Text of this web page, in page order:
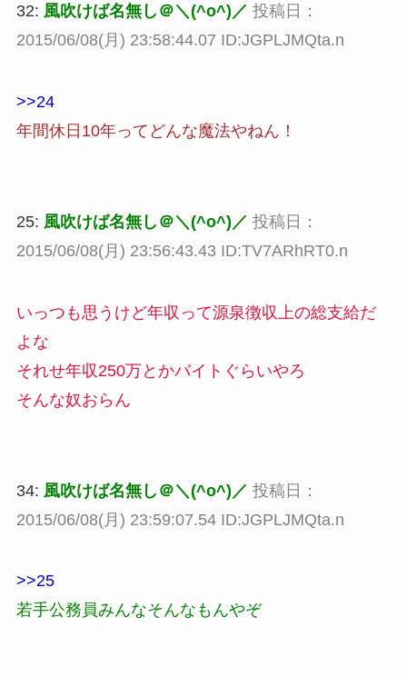
32: 風吹けば名無し＠＼(^o^)／ 投稿日：
2015/06/08(月) 23:58:44.07 ID:JGPLJMQta.n
>>24
年間休日10年ってどんな魔法やねん！
25: 風吹けば名無し＠＼(^o^)／ 投稿日：
2015/06/08(月) 23:56:43.43 ID:TV7ARhRT0.n
いっつも思うけど年収って源泉徴収上の総支給だ
よな
それせ年収250万とかバイトぐらいやろ
そんな奴おらん
34: 風吹けば名無し＠＼(^o^)／ 投稿日：
2015/06/08(月) 23:59:07.54 ID:JGPLJMQta.n
>>25
若手公務員みんなそんなもんやぞ